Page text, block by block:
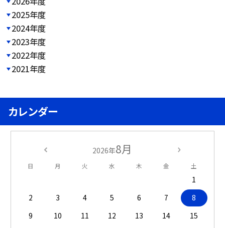
2025年度
2024年度
2023年度
2022年度
2021年度
カレンダー
2026年8月
日 月 火 水 木 金 土
1
2
3 4 5 6 7
8
9
10 11 12 13 14
15